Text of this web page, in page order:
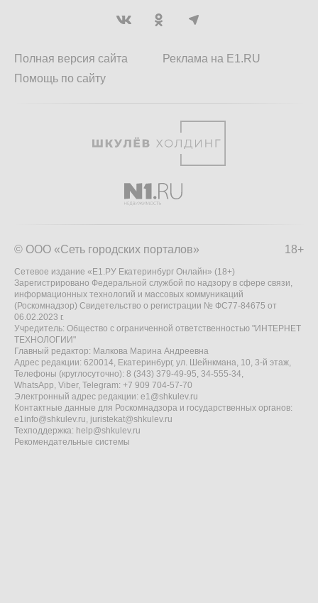
Полная версия сайта
Помощь по сайту
Реклама на E1.RU
18+
© ООО «Сеть городских порталов»
Сетевое издание «Е1.РУ Екатеринбург Онлайн» (18+)
Зарегистрировано Федеральной службой по надзору в сфере связи,
информационных технологий и массовых коммуникаций
(Роскомнадзор) Свидетельство о регистрации № ФС77-84675 от
06.02.2023 г.
Учредитель: Общество с ограниченной ответственностью "ИНТЕРНЕТ
ТЕХНОЛОГИИ"
Главный редактор: Малкова Марина Андреевна
Адрес редакции: 620014, Екатеринбург, ул. Шейнкмана, 10, 3-й этаж,
Телефоны (круглосуточно): 8 (343) 379-49-95, 34-555-34,
WhatsApp, Viber, Telegram: +7 909 704-57-70
Электронный адрес редакции: e1@shkulev.ru
Контактные данные для Роскомнадзора и государственных органов:
e1info@shkulev.ru, juristekat@shkulev.ru
Техподдержка: help@shkulev.ru
Рекомендательные системы